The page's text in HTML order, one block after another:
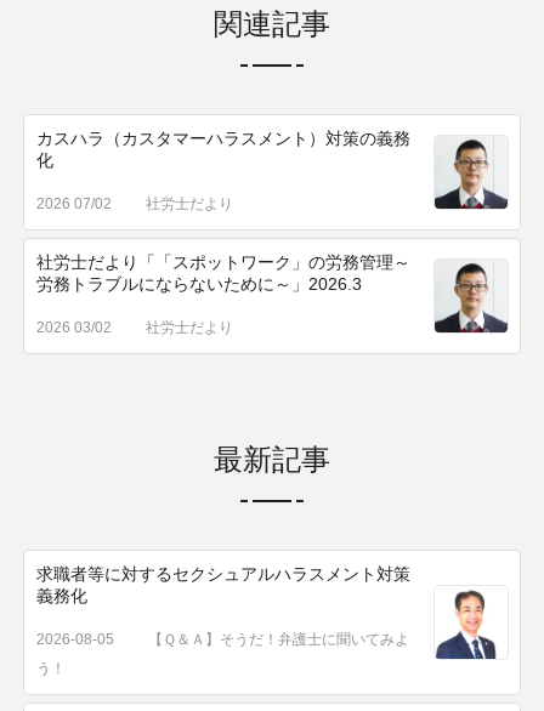
関連記事
カスハラ（カスタマーハラスメント）対策の義務
化
2026 07/02 社労士だより
社労士だより「「スポットワーク」の労務管理～
労務トラブルにならないために～」2026.3
2026 03/02 社労士だより
最新記事
求職者等に対するセクシュアルハラスメント対策
義務化
2026-08-05
【Ｑ＆Ａ】そうだ！弁護士に聞いてみよ
う！